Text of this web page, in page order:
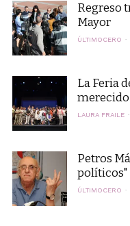
Regreso
Mayor
ÚLTIMOCERO
La Feria
merecido
LAURA FRAILE
Petros
políticos"
ÚLTIMOCERO